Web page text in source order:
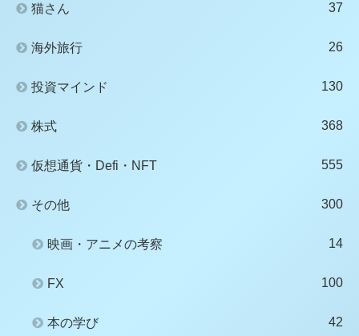
猫さん 37
海外旅行 26
投資マインド 130
株式 368
仮想通貨・Defi・NFT 555
その他 300
映画・アニメの考察 14
FX 100
本の学び 42